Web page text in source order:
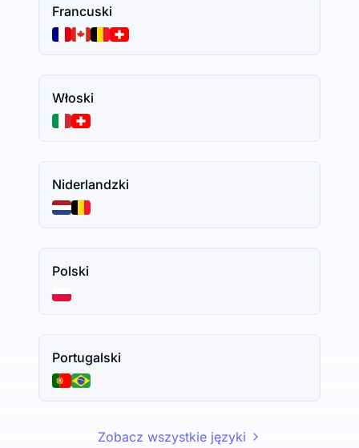
Francuski
Włoski
Niderlandzki
Polski
Portugalski
Zobacz wszystkie języki